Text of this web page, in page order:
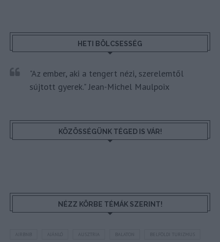
HETI BÖLCSESSÉG
"Az ember, aki a tengert nézi, szerelemtől
sújtott gyerek." Jean-Michel Maulpoix
KÖZÖSSÉGÜNK TÉGED IS VÁR!
NÉZZ KÖRBE TÉMÁK SZERINT!
AUSZTRIA BALATON BELFÖLDI TURIZMUS